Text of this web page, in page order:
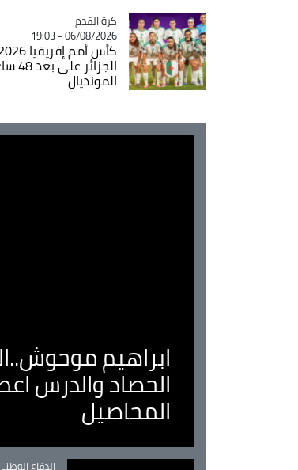
Catégorie
كرة القدم
06/08/2026 - 19:03
المونديال
ابراهيم
الحصاد والدرس
المحاصيل
Catégorie
الدفاع